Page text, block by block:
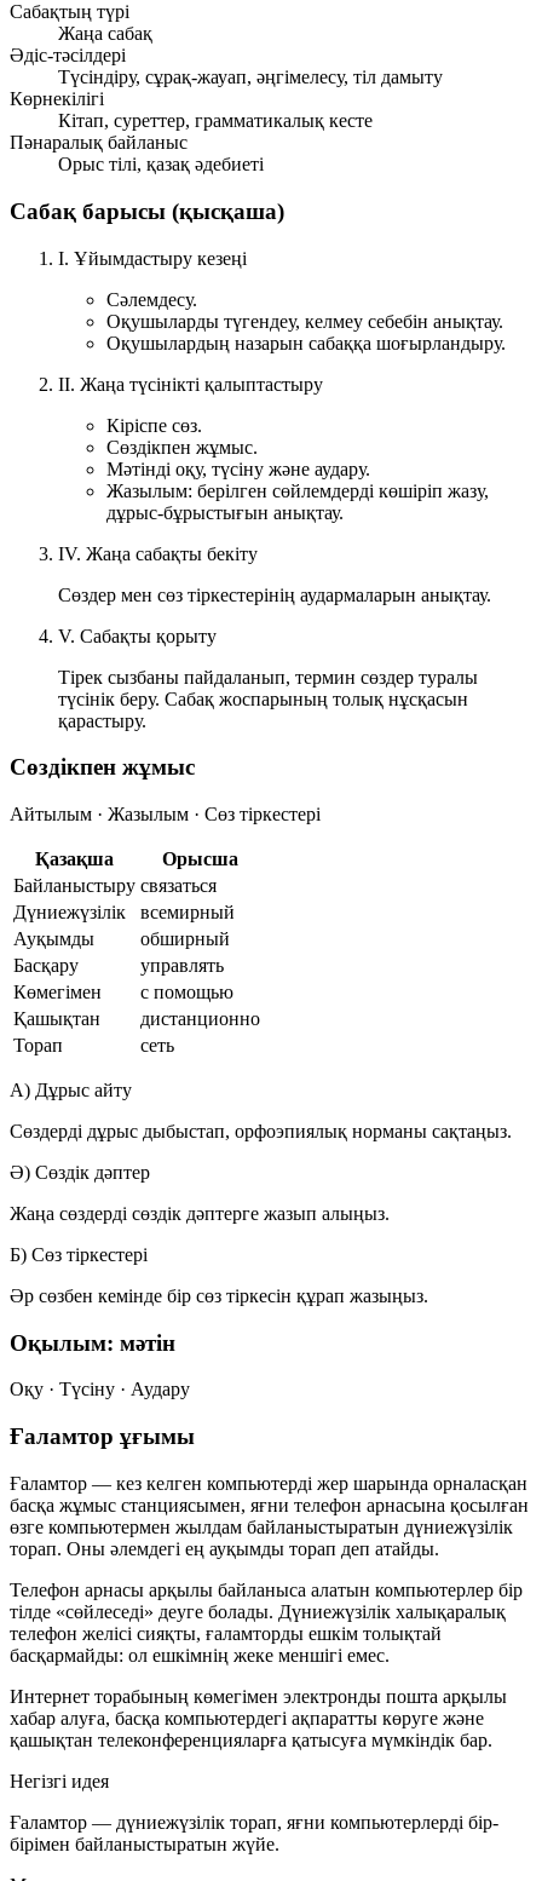
Сабақтың түрі
Жаңа сабақ
Әдіс-тәсілдері
Түсіндіру, сұрақ-жауап, әңгімелесу, тіл дамыту
Көрнекілігі
Кітап, суреттер, грамматикалық кесте
Пәнаралық байланыс
Орыс тілі, қазақ әдебиеті
Сабақ барысы (қысқаша)
I. Ұйымдастыру кезеңі
Сәлемдесу.
Оқушыларды түгендеу, келмеу себебін анықтау.
Оқушылардың назарын сабаққа шоғырландыру.
II. Жаңа түсінікті қалыптастыру
Кіріспе сөз.
Сөздікпен жұмыс.
Мәтінді оқу, түсіну және аудару.
Жазылым: берілген сөйлемдерді көшіріп жазу,
дұрыс-бұрыстығын анықтау.
IV. Жаңа сабақты бекіту
Сөздер мен сөз тіркестерінің аудармаларын анықтау.
V. Сабақты қорыту
Тірек сызбаны пайдаланып, термин сөздер туралы
түсінік беру. Сабақ жоспарының толық нұсқасын
қарастыру.
Сөздікпен жұмыс
Айтылым · Жазылым · Сөз тіркестері
Қазақша
Орысша
Байланыстыру связаться
Дүниежүзілік
всемирный
Ауқымды
обширный
Басқару
управлять
Көмегімен
с помощью
Қашықтан
дистанционно
Торап
сеть
А) Дұрыс айту
Сөздерді дұрыс дыбыстап, орфоэпиялық норманы сақтаңыз.
Ә) Сөздік дәптер
Жаңа сөздерді сөздік дәптерге жазып алыңыз.
Б) Сөз тіркестері
Әр сөзбен кемінде бір сөз тіркесін құрап жазыңыз.
Оқылым: мәтін
Оқу · Түсіну · Аудару
Ғаламтор ұғымы
Ғаламтор — кез келген компьютерді жер шарында орналасқан
басқа жұмыс станциясымен, яғни телефон арнасына қосылған
өзге компьютермен жылдам байланыстыратын дүниежүзілік
торап. Оны әлемдегі ең ауқымды торап деп атайды.
Телефон арнасы арқылы байланыса алатын компьютерлер бір
тілде «сөйлеседі» деуге болады. Дүниежүзілік халықаралық
телефон желісі сияқты, ғаламторды ешкім толықтай
басқармайды: ол ешкімнің жеке меншігі емес.
Интернет торабының көмегімен электронды пошта арқылы
хабар алуға, басқа компьютердегі ақпаратты көруге және
қашықтан телеконференцияларға қатысуға мүмкіндік бар.
Негізгі идея
Ғаламтор — дүниежүзілік торап, яғни компьютерлерді бір-
бірімен байланыстыратын жүйе.